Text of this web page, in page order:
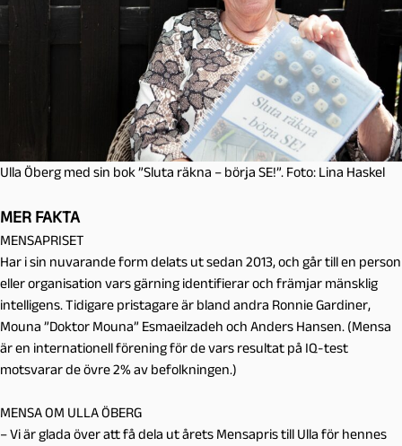
Ulla Öberg med sin bok ”Sluta räkna – börja SE!”. Foto: Lina Haskel
MER FAKTA
MENSAPRISET
Har i sin nuvarande form delats ut sedan 2013, och går till en person
eller organisation vars gärning identifierar och främjar mänsklig
intelligens. Tidigare pristagare är bland andra Ronnie Gardiner,
Mouna ”Doktor Mouna” Esmaeilzadeh och Anders Hansen. (Mensa
är en internationell förening för de vars resultat på IQ-test
motsvarar de övre 2% av befolkningen.)
MENSA OM ULLA ÖBERG
–Vi är glada över att få dela ut årets Mensapris till Ulla för hennes